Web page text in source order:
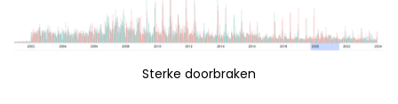
Sterke doorbraken